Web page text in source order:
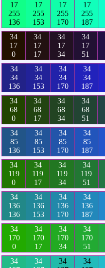
17
255
136
17
255
153
17
255
170
17
255
187
34
17
0
34
17
17
34
17
34
34
17
51
34
34
136
34
34
153
34
34
170
34
34
187
34
68
0
34
68
17
34
68
34
34
68
51
34
85
136
34
85
153
34
85
170
34
85
187
34
119
0
34
119
17
34
119
34
34
119
51
34
136
136
34
136
153
34
136
170
34
136
187
34
170
0
34
170
17
34
170
34
34
170
51
34
34
34
34